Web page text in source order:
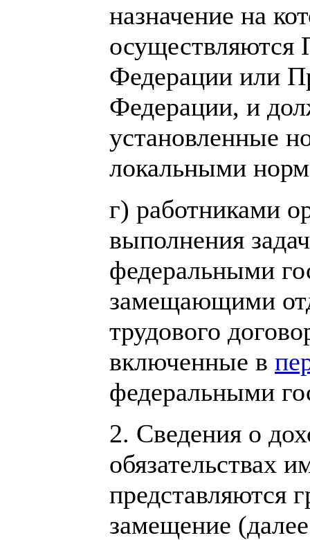
назначение на
осуществляются
Федерации или
Федерации, и
установленные
локальными
г) работниками
выполнения
федеральными
замещающими
трудового
включенные в
федеральными
2. Сведения о
обязательствах
представляются
замещение